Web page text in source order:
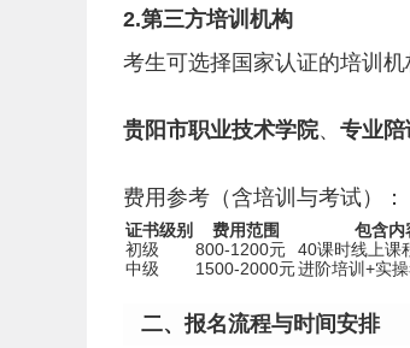
2.第三方培训机构
考生可选择国家认证的培训机
贵阳市职业技术学院、 专业
费用参考（含培训与考试）：
证书级别 费用范围
包含内
初级
800-1200元
40课时线上课
中级
1500-2000元进阶培训+实
二、报名流程与时间安排